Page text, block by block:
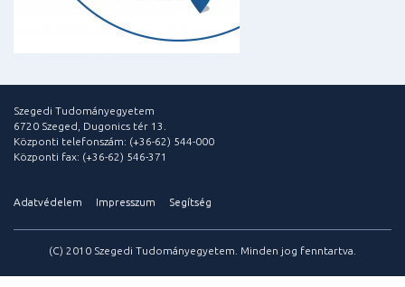
Szegedi Tudományegyetem
6720 Szeged, Dugonics tér 13.
Központi telefonszám: (+36-62) 544-000
Központi fax: (+36-62) 546-371
Adatvédelem Impresszum Segítség
(C) 2010 Szegedi Tudományegyetem. Minden jog fenntartva.